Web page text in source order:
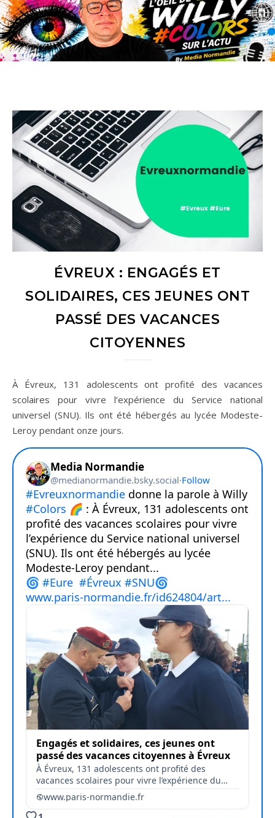
ÉVREUX : ENGAGÉS ET
SOLIDAIRES, CES JEUNES ONT
PASSÉ DES VACANCES
CITOYENNES
À Évreux, 131 adolescents ont profité des vacances
scolaires pour vivre l’expérience du Service national
universel (SNU). Ils ont été hébergés au lycée Modeste-
Leroy pendant onze jours.